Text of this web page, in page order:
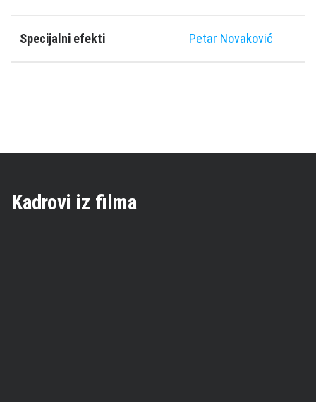
Specijalni efekti Petar Novaković
Kadrovi iz filma